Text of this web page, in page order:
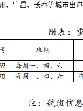
、宜昌、长春等城市出